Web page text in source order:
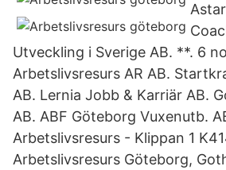
Utveckling i Sverige AB. **. 6
Arbetslivsresurs AR AB.
AB. Lernia Jobb & Karriär AB.
AB. ABF Göteborg Vuxenutb.
Arbetslivsresurs - Klippan 1
Arbetslivsresurs Göteborg,